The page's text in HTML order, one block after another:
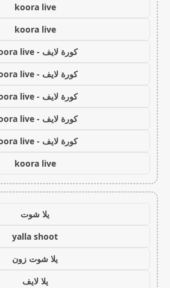
koora live
koora live
كورة لايف - koora live
كورة لايف - koora live
كورة لايف - koora live
كورة لايف - koora live
كورة لايف - koora live
koora live
يلا شوت
yalla shoot
يلا شوت زون
يلا لايف